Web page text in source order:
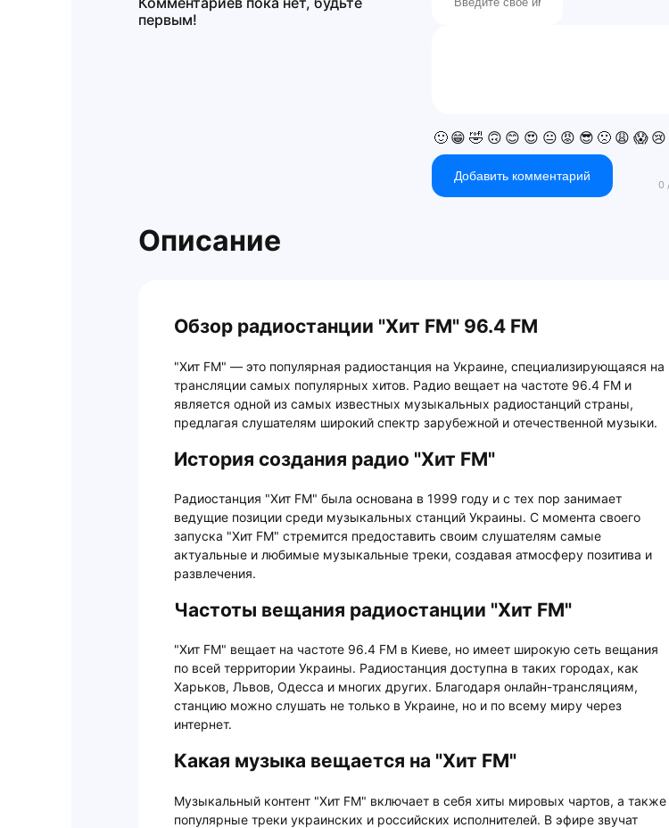
🙂 😁 🤣 🙃 😊 😍 😐 😡 😎 🙁 😩 😱 😢
Добавить комментарий
первым!
Описание
Обзор радиостанции "Хит FM" 96.4 FM
"Хит FM" — это популярная радиостанция на Украине, специализирующаяся на
трансляции самых популярных хитов. Радио вещает на частоте 96.4 FM и
является одной из самых известных музыкальных радиостанций страны,
предлагая слушателям широкий спектр зарубежной и отечественной музыки.
История создания радио "Хит FM"
Радиостанция "Хит FM" была основана в 1999 году и с тех пор занимает
ведущие позиции среди музыкальных станций Украины. С момента своего
запуска "Хит FM" стремится предоставить своим слушателям самые
актуальные и любимые музыкальные треки, создавая атмосферу позитива и
развлечения.
Частоты вещания радиостанции "Хит FM"
"Хит FM" вещает на частоте 96.4 FM в Киеве, но имеет широкую сеть вещания
по всей территории Украины. Радиостанция доступна в таких городах, как
Харьков, Львов, Одесса и многих других. Благодаря онлайн-трансляциям,
станцию можно слушать не только в Украине, но и по всему миру через
интернет.
Какая музыка вещается на "Хит FM"
Музыкальный контент "Хит FM" включает в себя хиты мировых чартов, а также
популярные треки украинских и российских исполнителей. В эфире звучат